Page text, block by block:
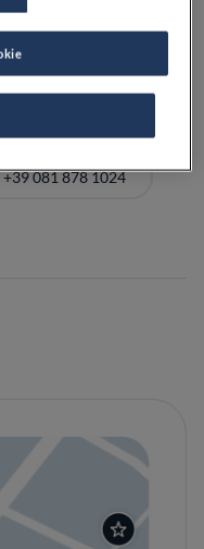
Italia
VEDI ORARI
+39 081 878 1024